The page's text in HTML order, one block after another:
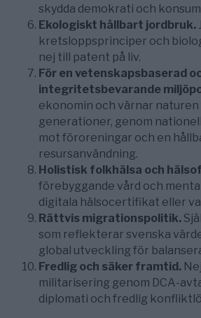
skydda demokrati och
Ekologiskt hållbart jordbruk.
kretsloppsprinciper och
nej till patent på liv.
För en vetenskapsbaserad
integritetsbevarande
ekonomin och värnar
generationer, genom
mot föroreningar och en
resursanvändning.
Holistisk folkhälsa och
förebyggande vård och
digitala hälsocertifikat eller
Rättvis migrationspolitik.
som reflekterar svenska
global utveckling för
Fredlig och säker framtid.
militarisering genom DCA-
diplomati och fredlig